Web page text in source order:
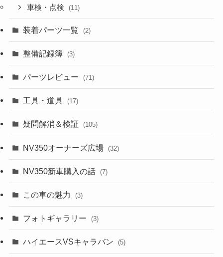
車検・点検 (11)
装着パーツ一覧 (2)
整備記録簿 (3)
パーツレビュー (71)
工具・道具 (17)
疑問解消＆検証 (105)
NV350オーナーズ広場 (32)
NV350新車購入の話 (7)
この車の魅力 (3)
フォトギャラリー (3)
ハイエースVSキャラバン (5)